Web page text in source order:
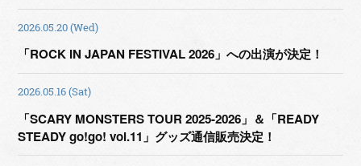
2026.05.20 (Wed)
「ROCK IN JAPAN FESTIVAL 2026」への出演が決定！
2026.05.16 (Sat)
「SCARY MONSTERS TOUR 2025-2026」＆「READY
STEADY go!go! vol.11」グッズ通信販売決定！